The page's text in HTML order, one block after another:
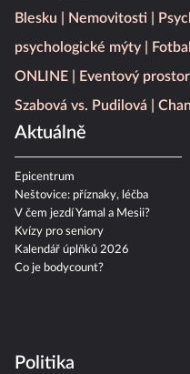
Blesku
Nemovitosti
psychologické mýty
ONLINE
Eventový
Szabová vs. Pudilová
Aktuálně
Epicentrum
Neštovice: příznaky, léčba
V čem jezdí Yamal a Mesii?
Kvízy pro seniory
Kalendář úplňků 2026
Co je bodycount?
Politika